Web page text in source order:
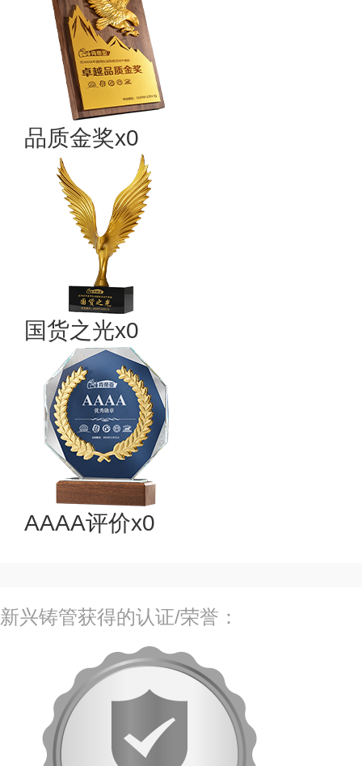
品质金奖x0
国货之光x0
AAAA评价x0
新兴铸管获得的认证/荣誉：